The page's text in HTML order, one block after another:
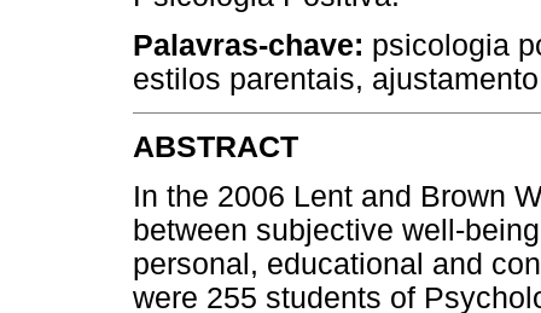
Palavras-chave: psicologia
estilos parentais,
ABSTRACT
In the 2006 Lent and Brown
between subjective well-
personal, educational and
were 255 students of